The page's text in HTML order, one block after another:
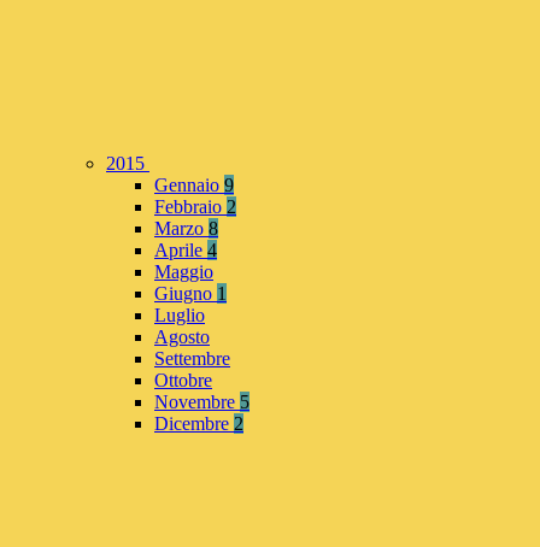
2015
Gennaio 9
Febbraio 2
Marzo 8
Aprile 4
Maggio
Giugno 1
Luglio
Agosto
Settembre
Ottobre
Novembre 5
Dicembre 2